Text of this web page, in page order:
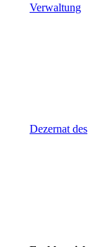
Verwaltung
Dezernat des